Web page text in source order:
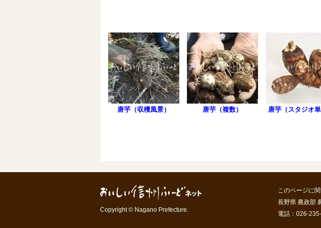
唐芋（収穫風景） 唐芋（複数） 唐芋（スタジオ単
Copyright © Nagano Prefecture.
このページに
長野県 農政部
電話：026-